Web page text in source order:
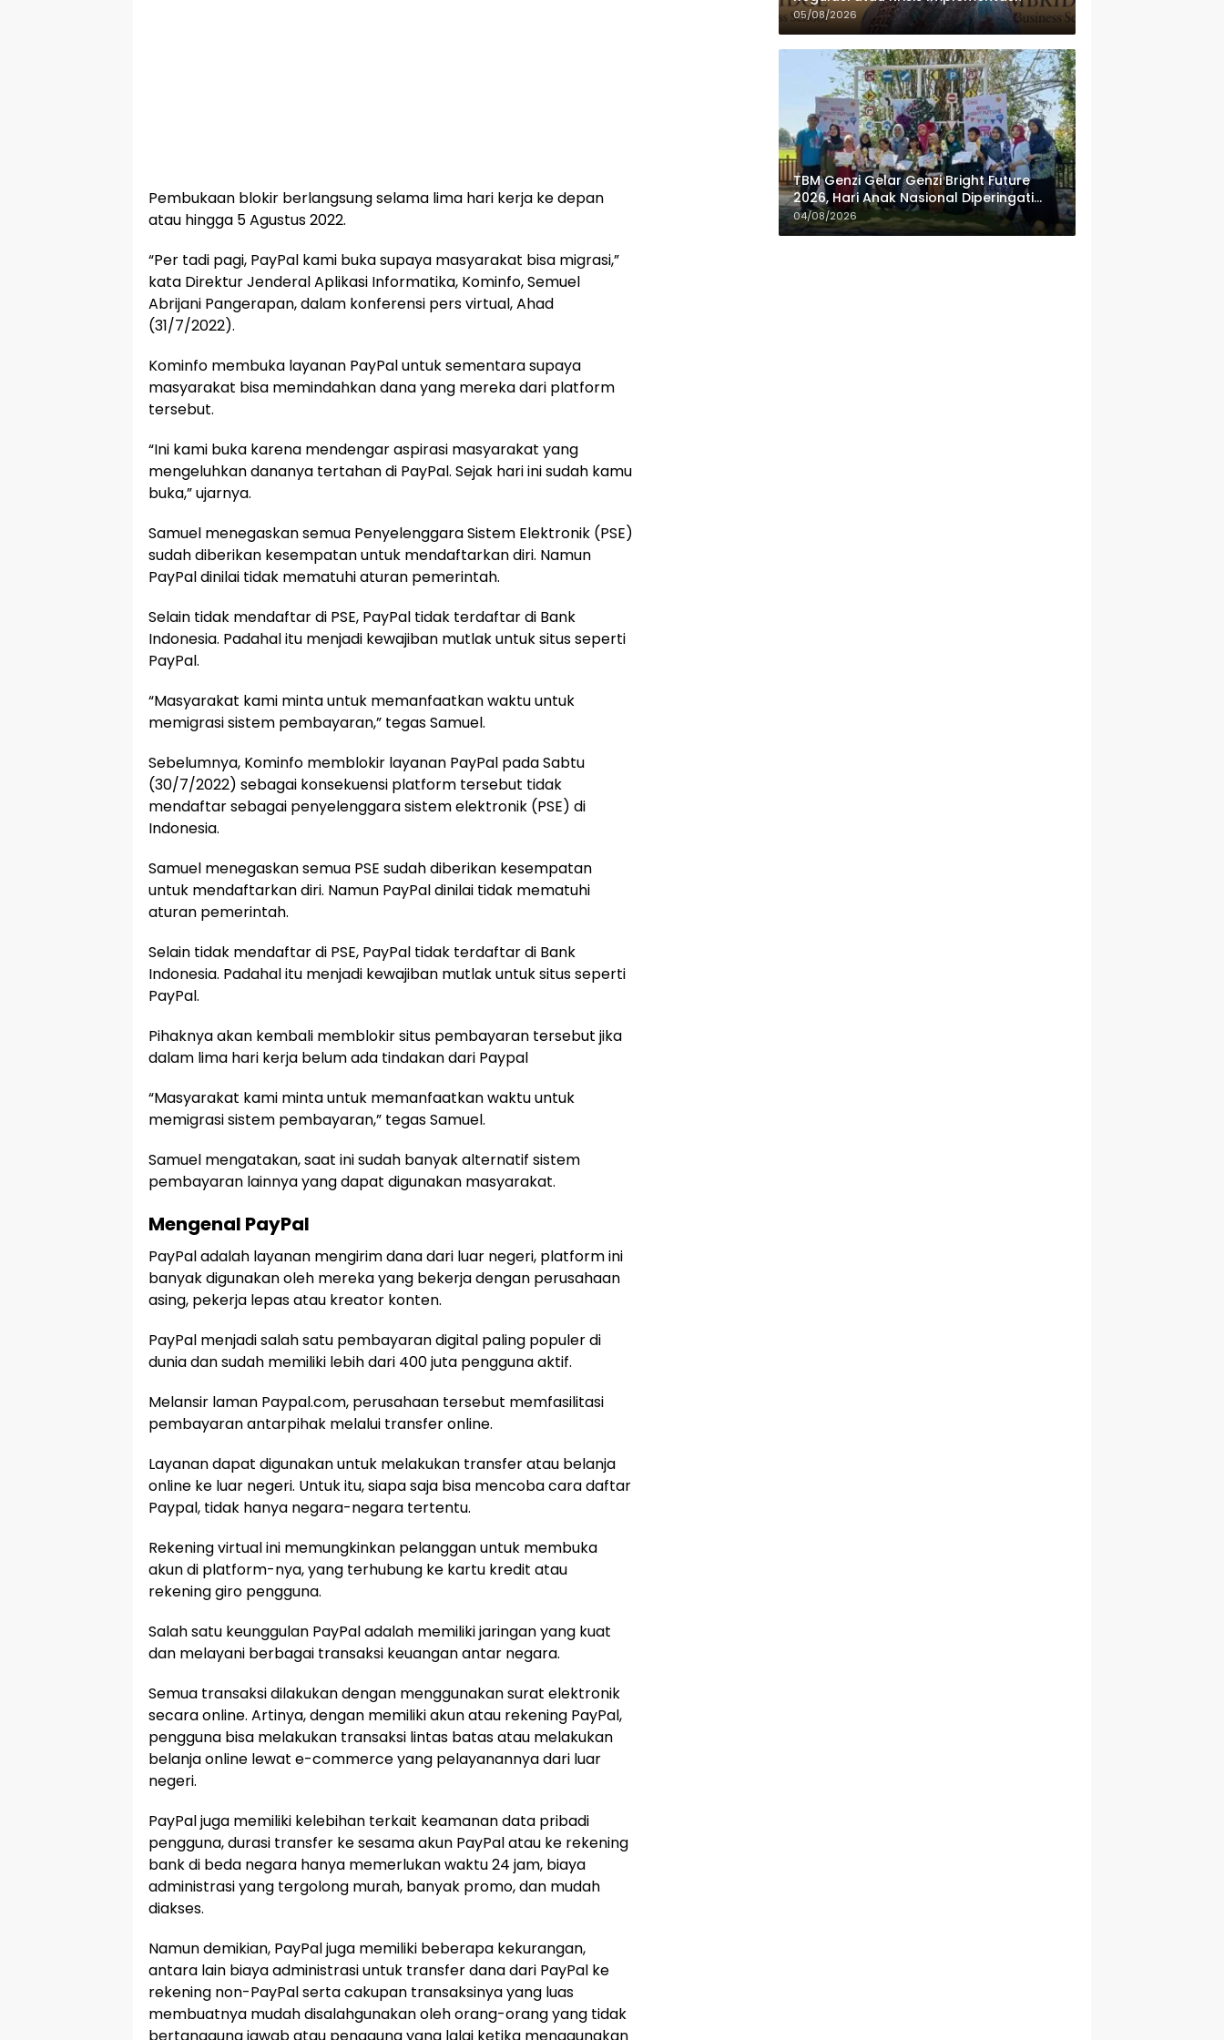
Pembukaan blokir berlangsung selama lima hari kerja ke depan
atau hingga 5 Agustus 2022.
“Per tadi pagi, PayPal kami buka supaya masyarakat bisa migrasi,”
kata Direktur Jenderal Aplikasi Informatika, Kominfo, Semuel
Abrijani Pangerapan, dalam konferensi pers virtual, Ahad
(31/7/2022).
Kominfo membuka layanan PayPal untuk sementara supaya
masyarakat bisa memindahkan dana yang mereka dari platform
tersebut.
“Ini kami buka karena mendengar aspirasi masyarakat yang
mengeluhkan dananya tertahan di PayPal. Sejak hari ini sudah kamu
buka,” ujarnya.
Samuel menegaskan semua Penyelenggara Sistem Elektronik (PSE)
sudah diberikan kesempatan untuk mendaftarkan diri. Namun
PayPal dinilai tidak mematuhi aturan pemerintah.
Selain tidak mendaftar di PSE, PayPal tidak terdaftar di Bank
Indonesia. Padahal itu menjadi kewajiban mutlak untuk situs seperti
PayPal.
“Masyarakat kami minta untuk memanfaatkan waktu untuk
memigrasi sistem pembayaran,” tegas Samuel.
Sebelumnya, Kominfo memblokir layanan PayPal pada Sabtu
(30/7/2022) sebagai konsekuensi platform tersebut tidak
mendaftar sebagai penyelenggara sistem elektronik (PSE) di
Indonesia.
Samuel menegaskan semua PSE sudah diberikan kesempatan
untuk mendaftarkan diri. Namun PayPal dinilai tidak mematuhi
aturan pemerintah.
Selain tidak mendaftar di PSE, PayPal tidak terdaftar di Bank
Indonesia. Padahal itu menjadi kewajiban mutlak untuk situs seperti
PayPal.
Pihaknya akan kembali memblokir situs pembayaran tersebut jika
dalam lima hari kerja belum ada tindakan dari Paypal
“Masyarakat kami minta untuk memanfaatkan waktu untuk
memigrasi sistem pembayaran,” tegas Samuel.
Samuel mengatakan, saat ini sudah banyak alternatif sistem
pembayaran lainnya yang dapat digunakan masyarakat.
Mengenal PayPal
PayPal adalah layanan mengirim dana dari luar negeri, platform ini
banyak digunakan oleh mereka yang bekerja dengan perusahaan
asing, pekerja lepas atau kreator konten.
PayPal menjadi salah satu pembayaran digital paling populer di
dunia dan sudah memiliki lebih dari 400 juta pengguna aktif.
Melansir laman Paypal.com, perusahaan tersebut memfasilitasi
pembayaran antarpihak melalui transfer online.
Layanan dapat digunakan untuk melakukan transfer atau belanja
online ke luar negeri. Untuk itu, siapa saja bisa mencoba cara daftar
Paypal, tidak hanya negara-negara tertentu.
Rekening virtual ini memungkinkan pelanggan untuk membuka
akun di platform-nya, yang terhubung ke kartu kredit atau
rekening giro pengguna.
Salah satu keunggulan PayPal adalah memiliki jaringan yang kuat
dan melayani berbagai transaksi keuangan antar negara.
Semua transaksi dilakukan dengan menggunakan surat elektronik
secara online. Artinya, dengan memiliki akun atau rekening PayPal,
pengguna bisa melakukan transaksi lintas batas atau melakukan
belanja online lewat e-commerce yang pelayanannya dari luar
negeri.
PayPal juga memiliki kelebihan terkait keamanan data pribadi
pengguna, durasi transfer ke sesama akun PayPal atau ke rekening
bank di beda negara hanya memerlukan waktu 24 jam, biaya
administrasi yang tergolong murah, banyak promo, dan mudah
diakses.
Namun demikian, PayPal juga memiliki beberapa kekurangan,
antara lain biaya administrasi untuk transfer dana dari PayPal ke
rekening non-PayPal serta cakupan transaksinya yang luas
membuatnya mudah disalahgunakan oleh orang-orang yang tidak
05/08/2026
TBM Genzi Gelar Genzi Bright Future
2026, Hari Anak Nasional Diperingati
dengan Lomba Puisi dan Tembang
Dolanan
04/08/2026